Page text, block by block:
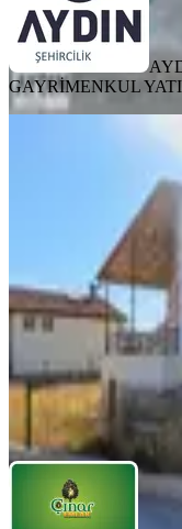
GAYRİMENKUL
2+1
Çınar EmlakBAYRAM